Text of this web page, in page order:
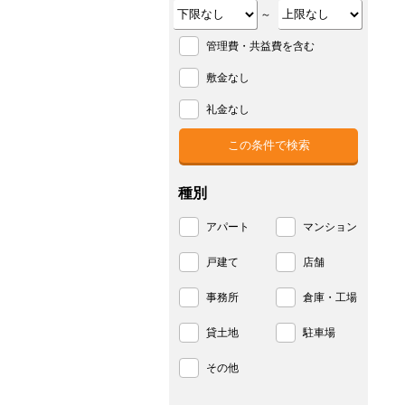
～
管理費・共益費を含む
敷金なし
礼金なし
種別
アパート マンション
戸建て 店舗
事務所 倉庫・工場
貸土地 駐車場
その他